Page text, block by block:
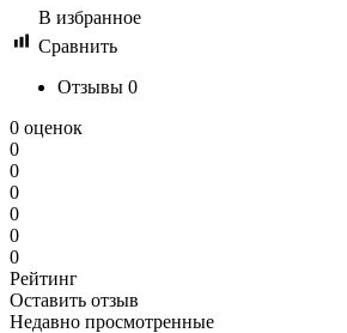
В избранное
Сравнить
Отзывы 0
0 оценок
0
0
0
0
0
0
Рейтинг
Оставить отзыв
Недавно просмотренные